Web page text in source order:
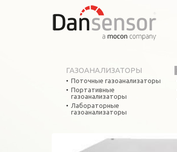
ГАЗОАНАЛИЗАТОРЫ
Поточные газоанализаторы
Портативные
газоанализаторы
Лабораторные
газоанализаторы